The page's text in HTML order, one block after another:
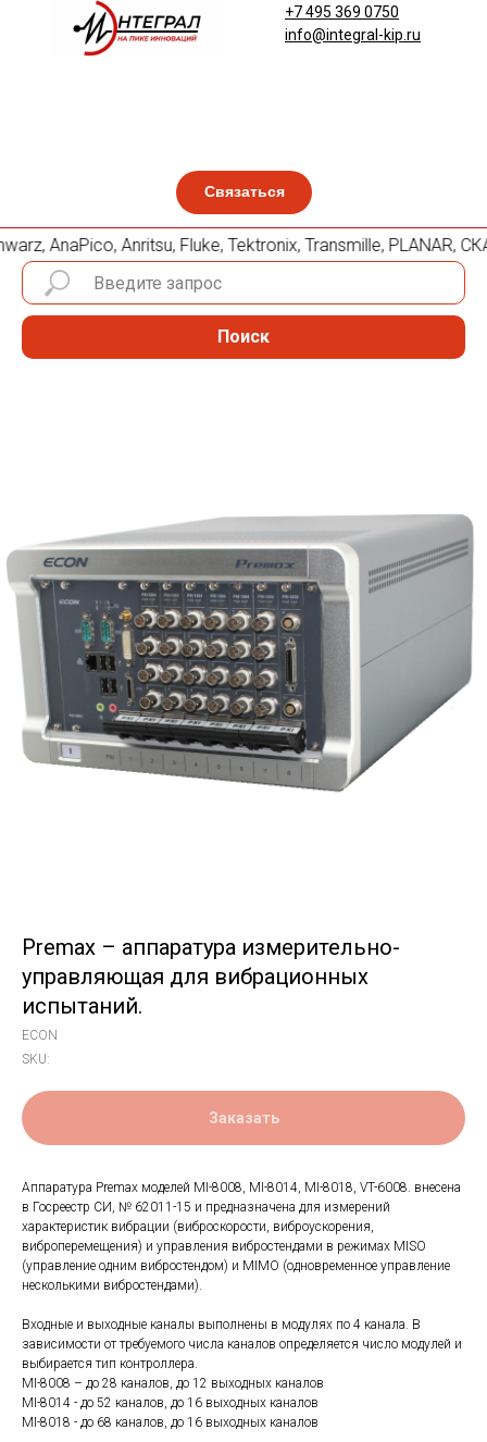
Связаться
+7 495 369 0750
info@integral-kip.ru
Anritsu, Fluke, Tektronix, Transmille, PLANAR,
Поиск
Premax – аппаратура измерительно-
управляющая для вибрационных
испытаний.
ECON
SKU:
Заказать
Аппаратура Premax моделей MI-8008, MI-8014, MI-8018, VT-6008. внесена
в Госреестр СИ, № 62011-15 и предназначена для измерений
характеристик вибрации (виброскорости, виброускорения,
виброперемещения) и управления вибростендами в режимах MISO
(управление одним вибростендом) и MIMO (одновременное управление
несколькими вибростендами).
Входные и выходные каналы выполнены в модулях по 4 канала. В
зависимости от требуемого числа каналов определяется число модулей и
выбирается тип контроллера.
MI-8008 – до 28 каналов, до 12 выходных каналов
MI-8014 - до 52 каналов, до 16 выходных каналов
MI-8018 - до 68 каналов, до 16 выходных каналов